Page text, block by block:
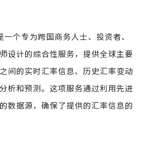
一个专为跨国商务人士、投资者、
设计的综合性服务，提供全球主要
间的实时汇率信息、历史汇率变动
析和预测。这项服务通过利用先进
数据源，确保了提供的汇率信息的